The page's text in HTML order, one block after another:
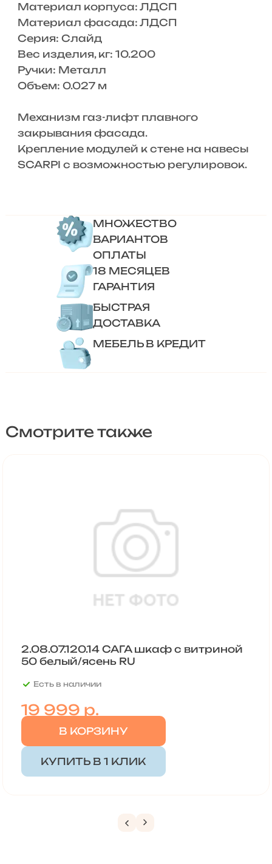
Материал корпуса: ЛДСП
Материал фасада: ЛДСП
Серия: Слайд
Вес изделия, кг: 10.200
Ручки: Металл
Объем: 0.027 м
Механизм газ-лифт плавного
закрывания фасада.
Крепление модулей к стене на навесы
SCARPI с возможностью регулировок.
МНОЖЕСТВО
ВАРИАНТОВ
ОПЛАТЫ
18 МЕСЯЦЕВ
ГАРАНТИЯ
БЫСТРАЯ
ДОСТАВКА
МЕБЕЛЬ В КРЕДИТ
Смотрите также
2.08.07.120.14 САГА шкаф с витриной
50 белый/ясень RU
Есть в наличии
19 999 р.
В КОРЗИНУ
КУПИТЬ В 1 КЛИК